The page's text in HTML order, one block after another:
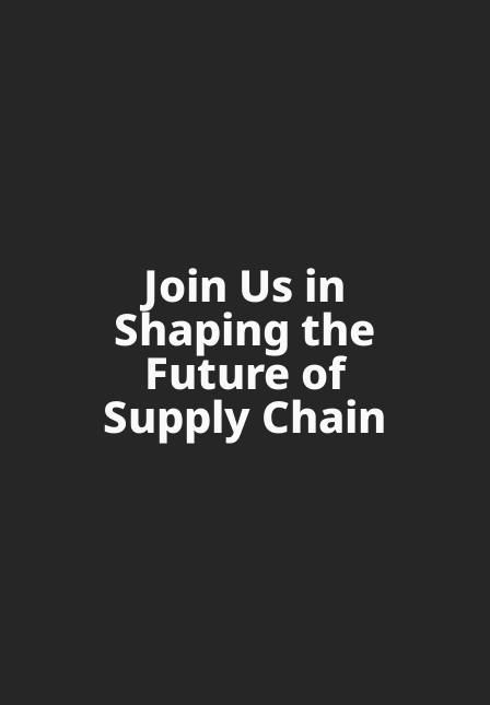
Join Us in
Shaping the
Future of
Supply Chain